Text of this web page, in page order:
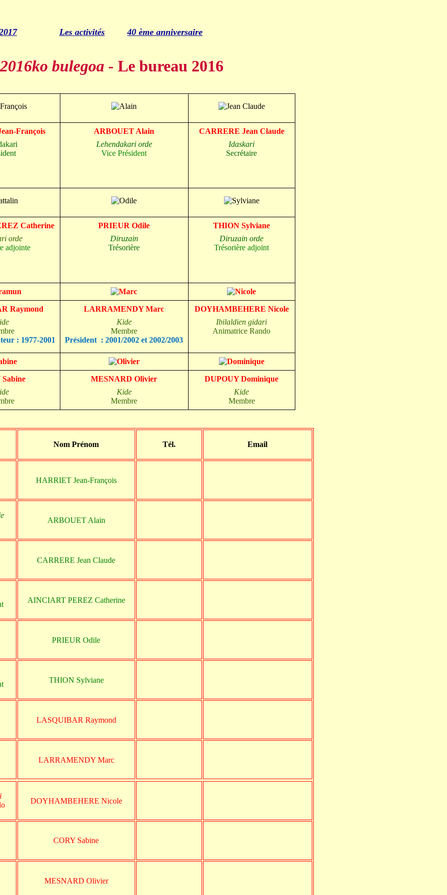
Les activités 40 ème anniversaire
2016ko bulegoa - Le bureau 2016
François
ARBOUET Alain
Lehendakari orde
Vice Président
CARRERE Jean Claude
Idaskari
Secrétaire
Catherine
orde
adjointe
PRIEUR Odile
Diruzain
Trésorière
THION Sylviane
Diruzain orde
Trésorière adjoint
Raymond
: 1977-2001
LARRAMENDY Marc
Kide
Membre
Président : 2001/2002 et 2002/2003
DOYHAMBEHERE Nicole
Ibilaldien gidari
Animatrice Rando
MESNARD Olivier
Kide
Membre
DUPOUY Dominique
Kide
Membre
Nom Prénom Tél. Email
HARRIET Jean-François
ARBOUET Alain
CARRERE Jean Claude
AINCIART PEREZ Catherine
PRIEUR Odile
THION Sylviane
LASQUIBAR Raymond
LARRAMENDY Marc
DOYHAMBEHERE Nicole
CORY Sabine
MESNARD Olivier